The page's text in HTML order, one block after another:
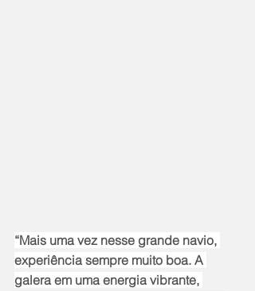
“Mais uma vez nesse grande navio,
experiência sempre muito boa. A
galera em uma energia vibrante,